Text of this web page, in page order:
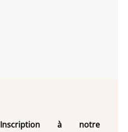
Inscription à notre